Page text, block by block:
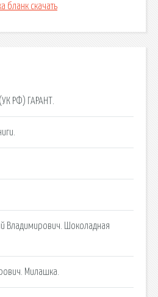
бланк скачать
РФ) ГАРАНТ.
Владимирович. Шоколадная
Милашка.